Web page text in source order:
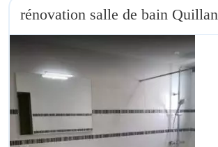
rénovation salle de bain Quillan